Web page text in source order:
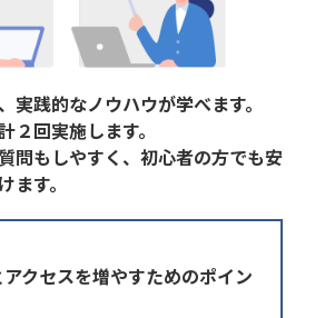
実践的なノウハウが学べます。
２回実施します。
問もしやすく、初心者の方でも安
す。
クセスを増やすためのポイン